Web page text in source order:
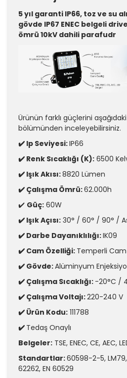
5 yıl garanti IP66, toz ve su
gövde IP67 ENEC belgeli
ömrü 10kV dahili parafudr
Ürünün farklı güçlerini
bölümünden inceleyebilirsiniz.
✔️ Ip Seviyesi:IP66
✔️ Renk Sıcaklığı (K): 6500
✔️ Işık Akısı:8820 Lümen
✔️ Çalışma Ömrü:62.000h
✔️ Güç: 60W
✔️ Işık Açısı: 30° / 60° / 90° /
✔️ Darbe Dayanıklılığı:IK09
✔️ Cam Özelliği: Temperli Cam
✔️ Gövde:Alüminyum
✔️ Çalışma Sıcaklığı: -20°C /
✔️ Çalışma Voltajı:220-240 V
✔️ Ürün Kodu: 111788
✔️ Tedaş Onaylı
Belgeler: TSE, ENEC, CE, AEC,
Standartlar:60598-2-5, LM79,
62262, EN 60529